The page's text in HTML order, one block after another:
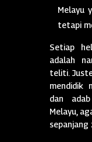
Melayu
tetapi
Setiap
adalah
teliti.
mendidik
dan
Melayu,
sepanjang